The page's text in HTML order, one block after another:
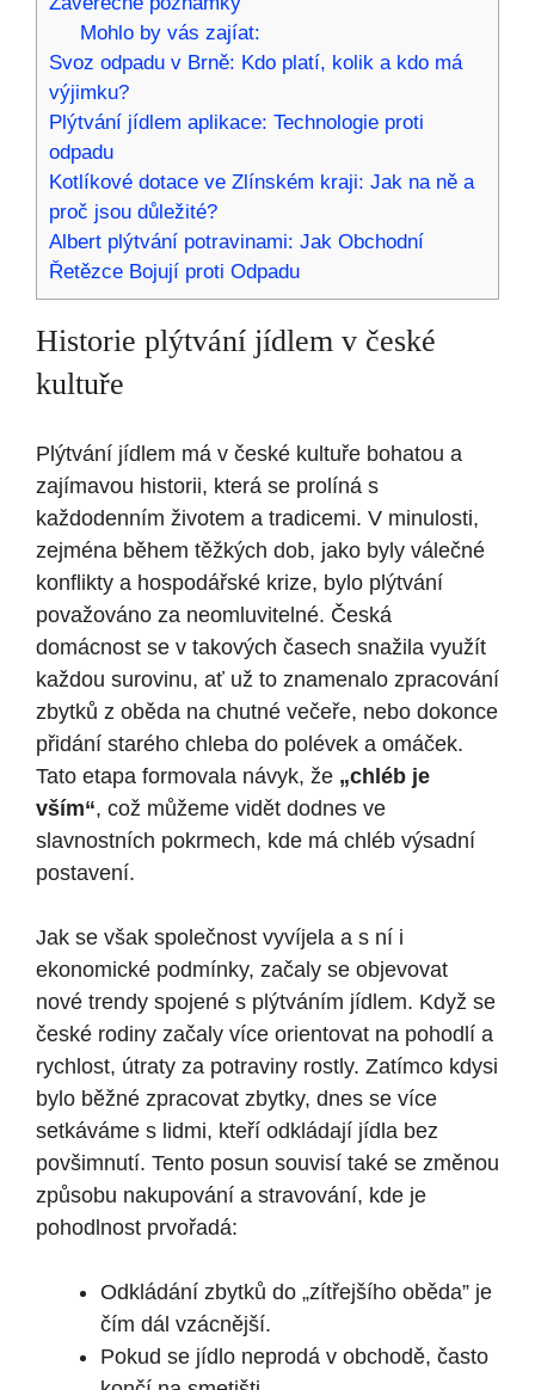
Mohlo by vás zajíat:
Svoz odpadu v Brně: Kdo platí, kolik a kdo má
výjimku?
Plýtvání jídlem aplikace: Technologie proti
odpadu
Kotlíkové dotace ve Zlínském kraji: Jak na ně a
proč jsou důležité?
Albert plýtvání potravinami: Jak Obchodní
Řetězce Bojují proti Odpadu
Historie plýtvání jídlem v české
kultuře
Plýtvání jídlem má v české kultuře bohatou a
zajímavou historii, která se prolíná s
každodenním životem a tradicemi. V minulosti,
zejména během těžkých dob, jako byly válečné
konflikty a hospodářské krize, bylo plýtvání
považováno za neomluvitelné. Česká
domácnost se v takových časech snažila využít
každou surovinu, ať už to znamenalo zpracování
zbytků z oběda na chutné večeře, nebo dokonce
přidání starého chleba do polévek a omáček.
Tato etapa formovala návyk, že „chléb je
vším“, což můžeme vidět dodnes ve
slavnostních pokrmech, kde má chléb výsadní
postavení.
Jak se však společnost vyvíjela a s ní i
ekonomické podmínky, začaly se objevovat
nové trendy spojené s plýtváním jídlem. Když se
české rodiny začaly více orientovat na pohodlí a
rychlost, útraty za potraviny rostly. Zatímco kdysi
bylo běžné zpracovat zbytky, dnes se více
setkáváme s lidmi, kteří odkládají jídla bez
povšimnutí. Tento posun souvisí také se změnou
způsobu nakupování a stravování, kde je
pohodlnost prvořadá:
Odkládání zbytků do „zítřejšího oběda” je
čím dál vzácnější.
Pokud se jídlo neprodá v obchodě, často